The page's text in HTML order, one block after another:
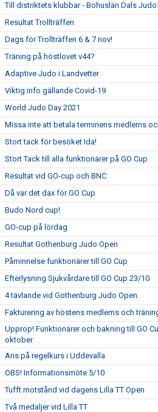
Till distriktets klubbar - Bohuslän Dals
Resultat Trollträffen
Dags för Trollträffen 6 & 7 nov!
Träning på höstlovet v44?
Adaptive Judo i Landvetter
Viktig info gällande Covid-19
World Judo Day 2021
Missa inte att betala terminens medlems
Stort tack för besöket Ida!
Stort Tack till alla funktionärer på GO Cup
Resultat vid GO-cup och BNC
Då var det dax för GO Cup
Budo Nord cup!
GO-cup på lördag
Resultat Gothenburg Judo Open
Påminnelse funktionärer till GO Cup
Efterlysning Sjukvårdare till GO Cup 23/10
4 tävlande vid Gothenburg Judo Open.
Fakturering av höstens medlems och
Upprop! Funktionärer och bakning till GO
oktober
Aris på regelkurs i Uddevalla
OBS! Informationsmöte 5/10
Tufft motstånd vid dagens Lilla TT Open
Två medaljer vid Lilla TT